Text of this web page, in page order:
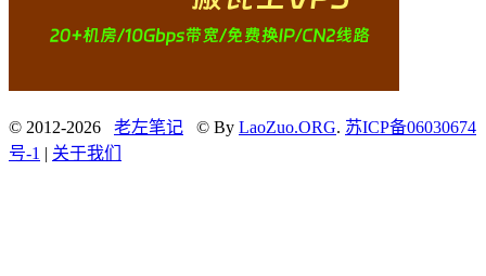
© 2012-2026 老左笔记 © By LaoZuo.ORG. 苏ICP备06030674
号-1 | 关于我们